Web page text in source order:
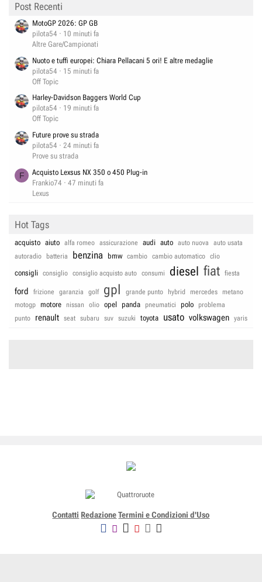
Post Recenti
MotoGP 2026: GP GB
pilota54
10 minuti fa
Altre Gare/Campionati
Nuoto e tuffi europei: Chiara Pellacani 5 ori! E altre medaglie
pilota54
15 minuti fa
Off Topic
Harley-Davidson Baggers World Cup
pilota54
19 minuti fa
Off Topic
Future prove su strada
pilota54
24 minuti fa
Prove su strada
F
Acquisto Lexsus NX 350 o 450 Plug-in
Frankio74
47 minuti fa
Lexus
Hot Tags
acquisto aiuto alfa romeo assicurazione audi auto auto nuova
auto usata
autoradio
batteria benzina bmw cambio cambio automatico clio
consigli consiglio consiglio acquisto auto consumi diesel fiat fiesta
ford frizione garanzia golf gpl grande punto hybrid mercedes
metano
motogp
motore nissan olio opel panda pneumatici polo
problema
punto
renault seat subaru suv suzuki toyota usato volkswagen yaris
Contatti Redazione Termini e Condizioni d'Uso